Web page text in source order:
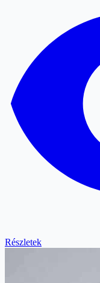
Részletek